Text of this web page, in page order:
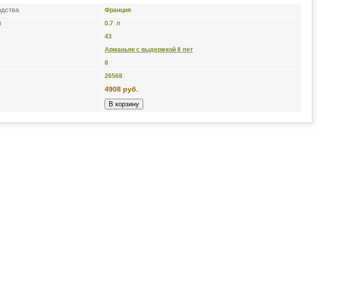
Франция
0.7 л
43
Арманьяк с выдержкой 8 лет
8
26568
4908 руб.